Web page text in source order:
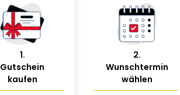
1.
Gutschein
kaufen
2.
Wunschtermin
wählen